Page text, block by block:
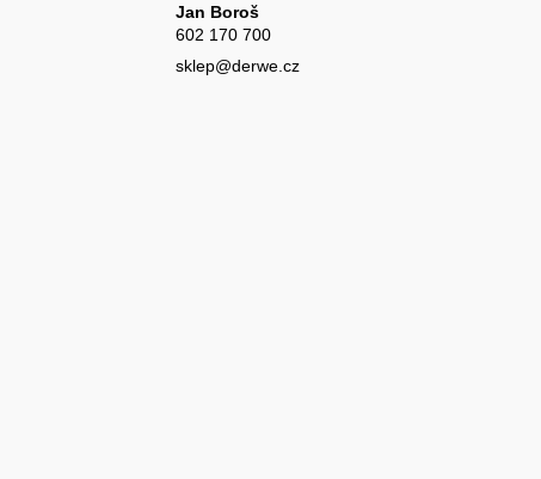
Jan Boroš
602 170 700
sklep@derwe.cz